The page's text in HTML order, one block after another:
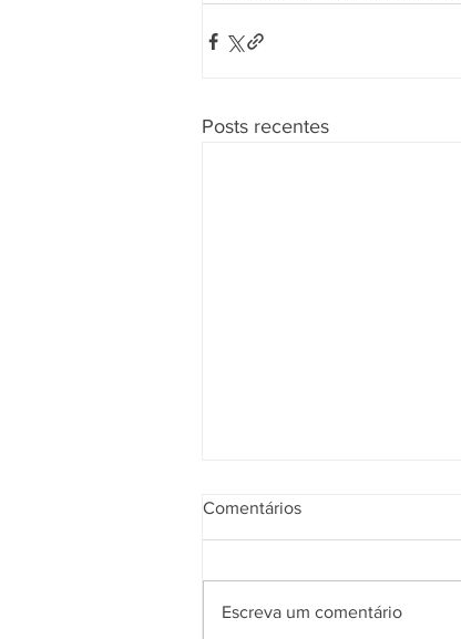
Posts recentes
Comentários
Escreva um comentário